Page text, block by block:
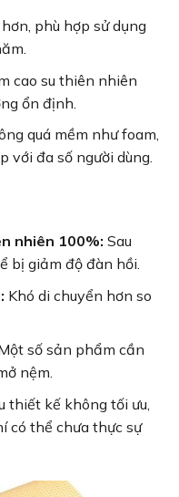
phù hợp sử dụng
cao su thiên nhiên
ổn định.
quá mềm như foam,
với đa số người dùng.
nhiên 100%: Sau
bị giảm độ đàn hồi.
Khó di chuyển hơn so
số sản phẩm cần
nệm.
thiết kế không tối ưu,
có thể chưa thực sự